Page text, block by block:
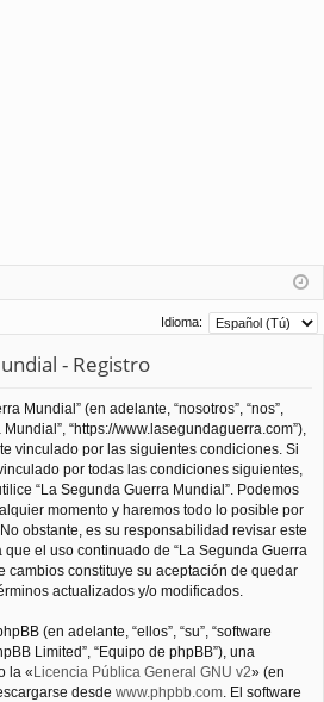
Idioma:
- Registro
Mundial” (en adelante, “nosotros”, “nos”,
“https://www.lasegundaguerra.com”),
vinculado por las siguientes condiciones. Si
por todas las condiciones siguientes,
“La Segunda Guerra Mundial”. Podemos
momento y haremos todo lo posible por
obstante, es su responsabilidad revisar este
el uso continuado de “La Segunda Guerra
cambios constituye su aceptación de quedar
actualizados y/o modificados.
(en adelante, “ellos”, “su”, “software
Limited”, “Equipo de phpBB”), una
la «Licencia Pública General GNU v2» (en
desde www.phpbb.com. El software